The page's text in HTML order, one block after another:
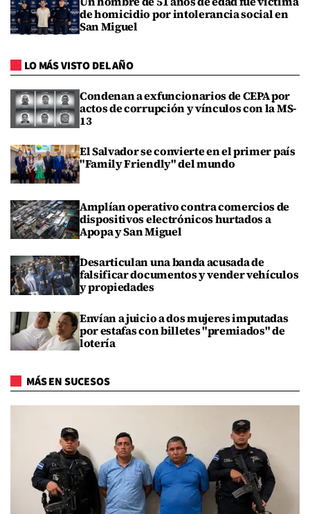
de homicidio por intolerancia social en
San Miguel
LO MÁS VISTO DEL AÑO
Condenan a exfuncionarios de CEPA por
actos de corrupción y vínculos con la MS-
13
El Salvador se convierte en el primer país
"Family Friendly" del mundo
Amplían operativo contra comercios de
dispositivos electrónicos hurtados a
Apopa y San Miguel
Desarticulan una banda acusada de
falsificar documentos y vender vehículos
y propiedades
Envían a juicio a dos mujeres imputadas
por estafas con billetes "premiados" de
lotería
MÁS EN SUCESOS